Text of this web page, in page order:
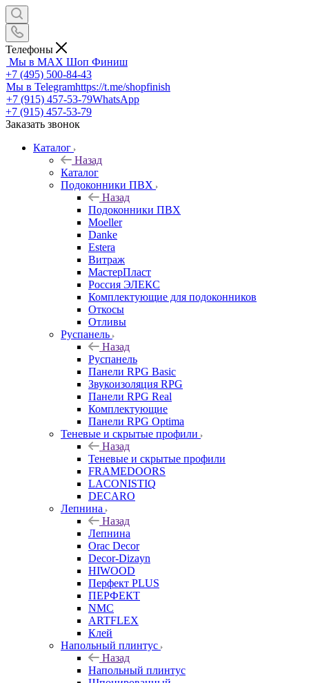
Телефоны
Мы в MAX Шоп Финиш
+7 (495) 500-84-43
Мы в Telegramhttps://t.me/shopfinish
+7 (915) 457-53-79WhatsApp
+7 (915) 457-53-79
Заказать звонок
Каталог
Назад
Каталог
Подоконники ПВХ
Назад
Подоконники ПВХ
Moeller
Danke
Estera
Витраж
МастерПласт
Россия ЭЛЕКС
Комплектующие для подоконников
Откосы
Отливы
Руспанель
Назад
Руспанель
Панели RPG Basic
Звукоизоляция RPG
Панели RPG Real
Комплектующие
Панели RPG Optima
Теневые и скрытые профили
Назад
Теневые и скрытые профили
FRAMEDOORS
LACONISTIQ
DECARO
Лепнина
Назад
Лепнина
Orac Decor
Decor-Dizayn
HIWOOD
Перфект PLUS
ПЕРФЕКТ
NMC
ARTFLEX
Клей
Напольный плинтус
Назад
Напольный плинтус